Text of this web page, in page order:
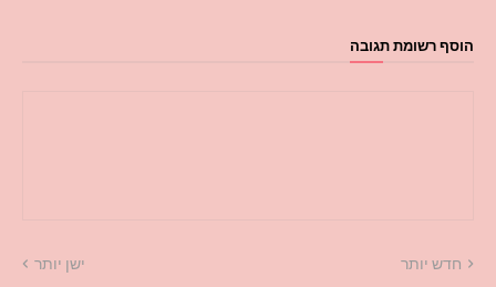
הוסף רשומת תגובה
חדש יותר ישן יותר